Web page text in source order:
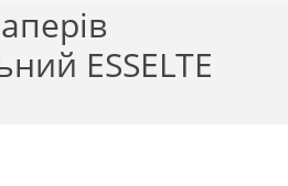
ESSELTE